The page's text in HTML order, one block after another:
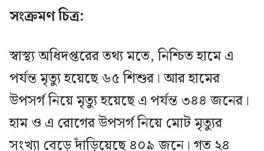
সংক্রমণ চিত্র:
স্বাস্থ্য অধিদপ্তরের তথ্য মতে, নিশ্চিত হামে এ
পর্যন্ত মৃত্যু হয়েছে ৬৫ শিশুর। আর হামের
উপসর্গ নিয়ে মৃত্যু হয়েছে এ পর্যন্ত ৩৪৪ জনের।
হাম ও এ রোগের উপসর্গ নিয়ে মোট মৃত্যুর
সংখ্যা বেড়ে দাঁড়িয়েছে ৪০৯ জনে। গত ২৪